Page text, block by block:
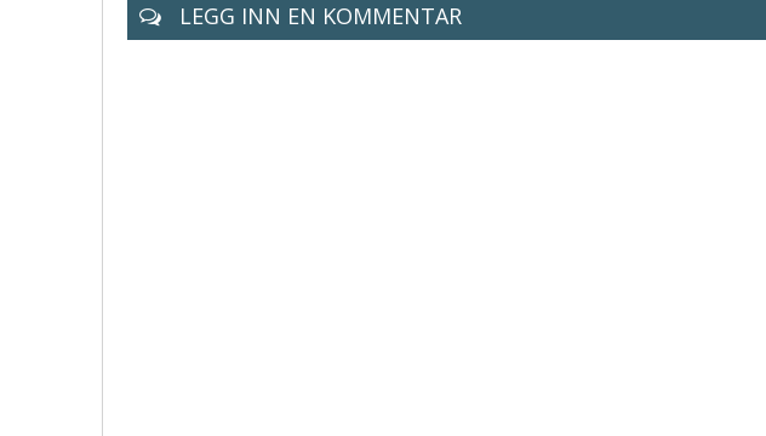
LEGG INN EN KOMMENTAR